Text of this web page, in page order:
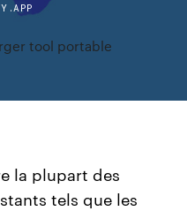
tool portable
la plupart des
tels que les